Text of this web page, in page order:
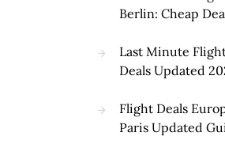
Berlin: Cheap
Last Minute
Deals Updated
Flight Deals
Paris Updated